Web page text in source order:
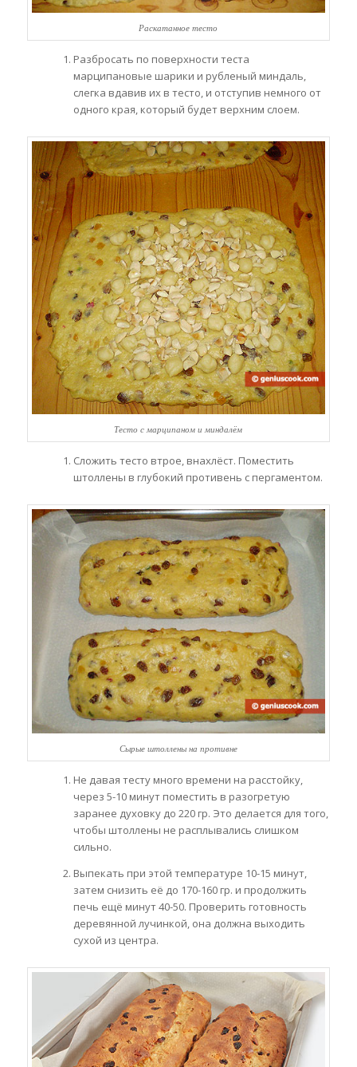
Раскатанное тесто
Разбросать по поверхности теста
марципановые шарики и рубленый миндаль,
слегка вдавив их в тесто, и отступив немного от
одного края, который будет верхним слоем.
Тесто с марципаном и миндалём
Сложить тесто втрое, внахлёст. Поместить
штоллены в глубокий противень с пергаментом.
Сырые штоллены на противне
Не давая тесту много времени на расстойку,
через 5-10 минут поместить в разогретую
заранее духовку до 220 гр. Это делается для того,
чтобы штоллены не расплывались слишком
сильно.
Выпекать при этой температуре 10-15 минут,
затем снизить её до 170-160 гр. и продолжить
печь ещё минут 40-50. Проверить готовность
деревянной лучинкой, она должна выходить
сухой из центра.